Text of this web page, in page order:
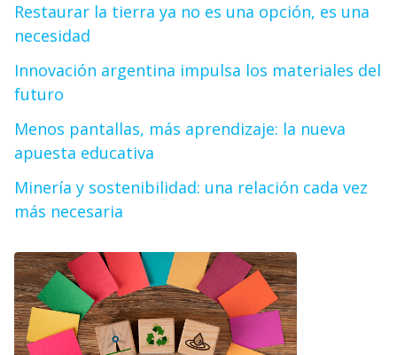
Restaurar la tierra ya no es una opción, es una
necesidad
Innovación argentina impulsa los materiales del
futuro
Menos pantallas, más aprendizaje: la nueva
apuesta educativa
Minería y sostenibilidad: una relación cada vez
más necesaria